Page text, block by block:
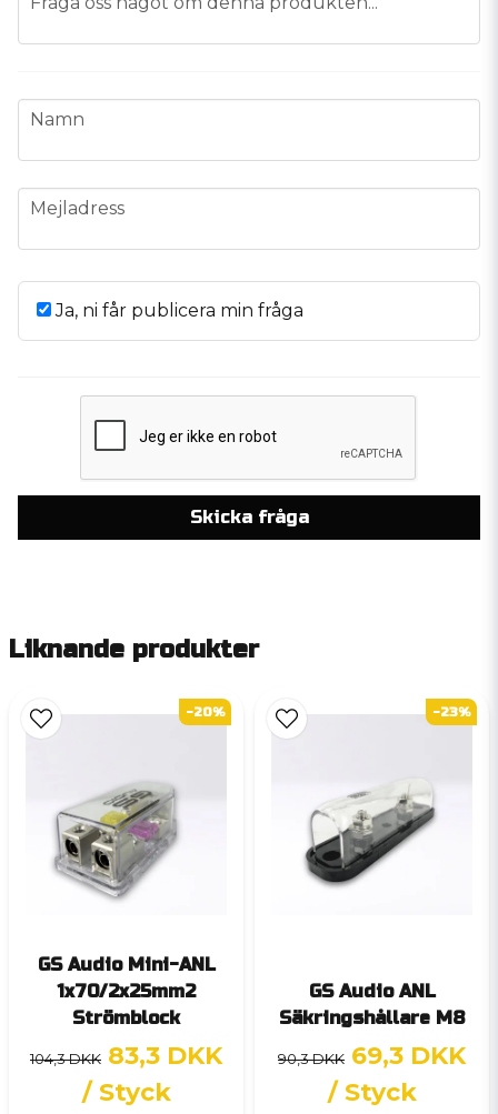
name
Namn
email
Mejladress
Ja, ni får publicera min fråga
Skicka fråga
Liknande produkter
GS Audio Mini-ANL
1x70/2x25mm2
Strömblock
104,3 DKK 83,3 DKK
/ Styck
-20%
GS Audio ANL
Säkringshållare M8
90,3 DKK 69,3 DKK
/ Styck
-23%